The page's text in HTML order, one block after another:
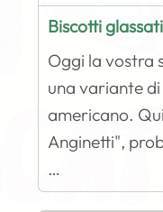
Biscotti
Oggi la vostra
una variante
americano.
Anginetti",
…